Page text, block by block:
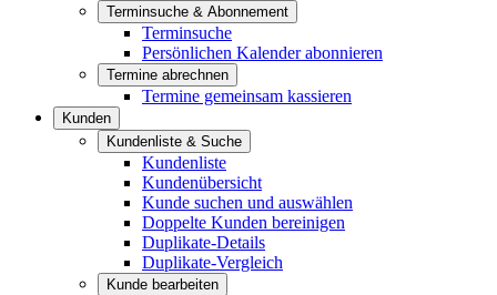
Terminsuche & Abonnement
Terminsuche
Persönlichen Kalender abonnieren
Termine abrechnen
Termine gemeinsam kassieren
Kunden
Kundenliste & Suche
Kundenliste
Kundenübersicht
Kunde suchen und auswählen
Doppelte Kunden bereinigen
Duplikate-Details
Duplikate-Vergleich
Kunde bearbeiten